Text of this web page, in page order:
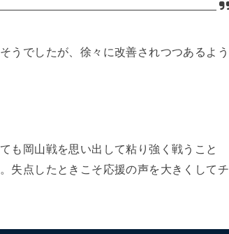
うでしたが、徐々に改善されつつあるよう
も岡山戦を思い出して粘り強く戦うこと
失点したときこそ応援の声を大きくしてチ